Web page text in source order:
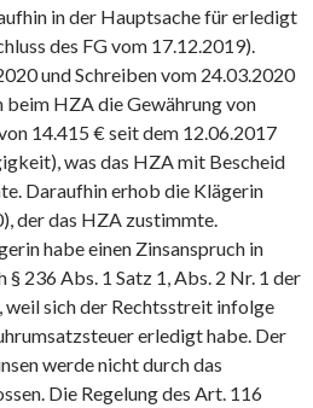
in der Hauptsache für erledigt
des FG vom 17.12.2019).
und Schreiben vom 24.03.2020
HZA die Gewährung von
14.415 € seit dem 12.06.2017
was das HZA mit Bescheid
Daraufhin erhob die Klägerin
der das HZA zustimmte.
habe einen Zinsanspruch in
§ 236 Abs. 1 Satz 1, Abs. 2 Nr. 1 der
sich der Rechtsstreit infolge
erledigt habe. Der
werde nicht durch das
Die Regelung des Art. 116